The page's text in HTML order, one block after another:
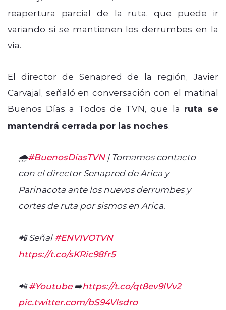
reapertura parcial de la ruta, que puede ir
variando si se mantienen los derrumbes en la
vía.
El director de Senapred de la región, Javier
Carvajal, señaló en conversación con el matinal
Buenos Días a Todos de TVN, que la ruta se
mantendrá cerrada por las noches.
🌧️#BuenosDíasTVN| Tomamos contacto
con el director Senapred de Arica y
Parinacota ante los nuevos derrumbes y
cortes de ruta por sismos en Arica.
📲 Señal#ENVIVOTVN
https://t.co/sKRic98fr5
📲#Youtube➡️https://t.co/qt8ev9lVv2
pic.twitter.com/bS94Vlsdro